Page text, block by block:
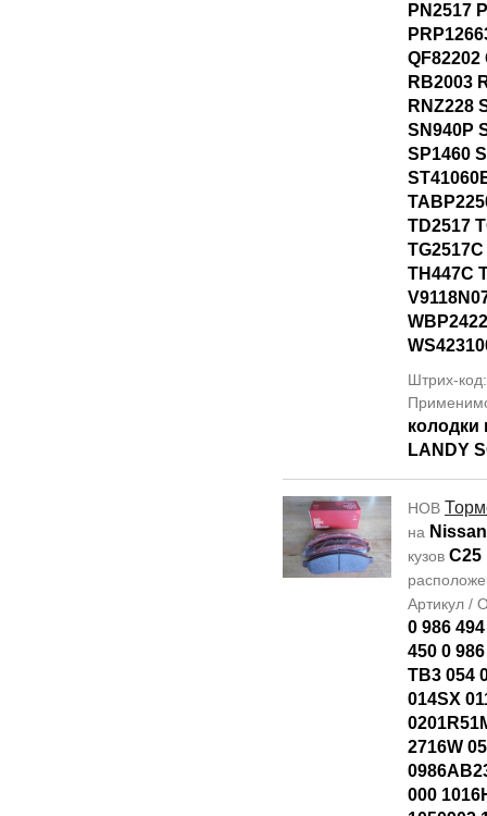
PN2517
QF82202
RB2003
RNZ228
SN940P
SP1460
TD2517
TH447C
Штрих-
колодки
LANDY
НОВ
на
кузов C25
Артикул /
0 986
450 0
TB3 054
014SX
2716W
000